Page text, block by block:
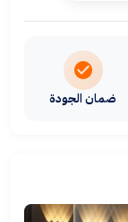
ضمان الجودة